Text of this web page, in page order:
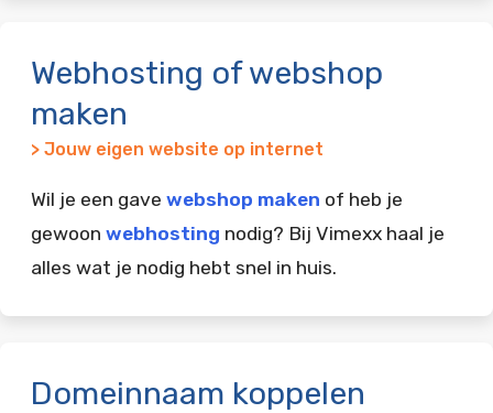
Webhosting of webshop
maken
> Jouw eigen website op internet
Wil je een gave webshop maken of heb je
gewoon webhosting nodig? Bij Vimexx haal je
alles wat je nodig hebt snel in huis.
Domeinnaam koppelen